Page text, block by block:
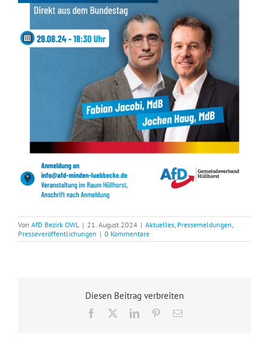
Von AfD Bezirk OWL | 21. August 2024 | Aktuelles Pressemeldungen
Presseveröffentlichungen | 0 Kommentare
Diesen Beitrag verbreiten
Facebook LinkedInPinterest
E-